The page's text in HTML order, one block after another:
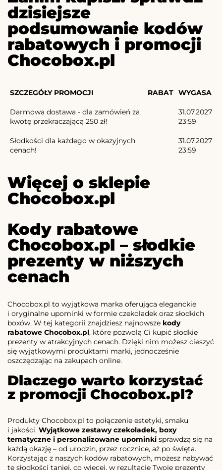
dzisiejsze
podsumowanie kodów
rabatowych i promocji
Chocobox.pl
SZCZEGÓŁY PROMOCJI RABAT WYGASA
Darmowa dostawa - dla zamówień za
kwotę przekraczającą 250 zł!
31.07.2027
23:59
Słodkości dla każdego w okazyjnych
cenach!
31.07.2027
23:59
Więcej o sklepie
Chocobox.pl
Kody rabatowe
Chocobox.pl – słodkie
prezenty w niższych
cenach
Chocobox.pl to wyjątkowa marka oferująca eleganckie
i oryginalne upominki w formie czekoladek oraz słodkich
boxów. W tej kategorii znajdziesz najnowsze kody
rabatowe Chocobox.pl, które pozwolą Ci kupić słodkie
prezenty w atrakcyjnych cenach. Dzięki nim możesz cieszyć
się wyjątkowymi produktami marki, jednocześnie
oszczędzając na zakupach online.
Dlaczego warto korzystać
z promocji Chocobox.pl?
Produkty Chocobox.pl to połączenie estetyki, smaku
i jakości. Wyjątkowe zestawy czekoladek, boxy
tematyczne i personalizowane upominki sprawdzą się na
każdą okazję – od urodzin, przez rocznice, aż po święta.
Korzystając z naszych kodów rabatowych, możesz nabywać
te słodkości taniej, co więcej, w rezultacie Twoje prezenty